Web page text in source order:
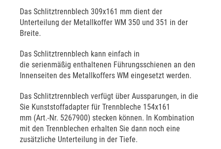
Das Schlitztrennblech 309x161 mm dient der
Unterteilung der Metallkoffer WM 350 und 351 in der
Breite.
Das Schlitztrennblech kann einfach in
die serienmäßig enthaltenen Führungsschienen an den
Innenseiten des Metallkoffers WM eingesetzt werden.
Das Schlitztrennblech verfügt über Aussparungen, in die
Sie Kunststoffadapter für Trennbleche 154x161
mm (Art.-Nr. 5267900) stecken können. In Kombination
mit den Trennblechen erhalten Sie dann noch eine
zusätzliche Unterteilung in der Tiefe.